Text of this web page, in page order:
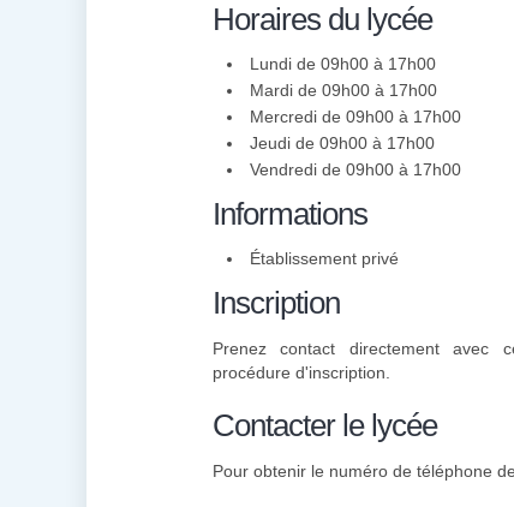
Horaires du lycée
Lundi de 09h00 à 17h00
Mardi de 09h00 à 17h00
Mercredi de 09h00 à 17h00
Jeudi de 09h00 à 17h00
Vendredi de 09h00 à 17h00
Informations
Établissement privé
Inscription
Prenez contact directement avec
procédure d'inscription.
Contacter le lycée
Pour obtenir le numéro de téléphone